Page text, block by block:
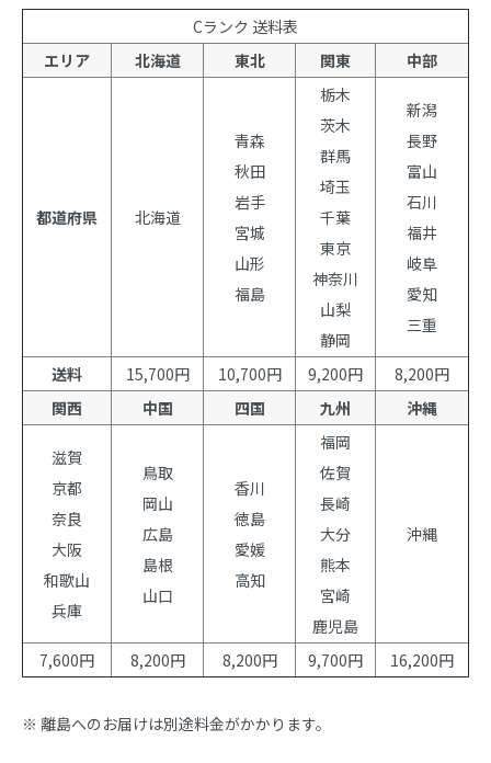
Cランク 送料表
エリア
北海道 東北 関東 中部
都道府県 北海道
青森
秋田
岩手
宮城
山形
福島
栃木
茨木
群馬
埼玉
千葉
東京
神奈川
山梨
静岡
新潟
長野
富山
石川
福井
岐阜
愛知
三重
送料 15,700円 10,700円 9,200円
8,200円
関西
中国 四国 九州 沖縄
滋賀
京都
奈良
大阪
和歌山
兵庫
鳥取
岡山
広島
島根
山口
香川
徳島
愛媛
高知
福岡
佐賀
長崎
大分
熊本
宮崎
鹿児島
沖縄
7,600円 8,200円 8,200円 9,700円 16,200円
※ 離島へのお届けは別途料金がかかります。